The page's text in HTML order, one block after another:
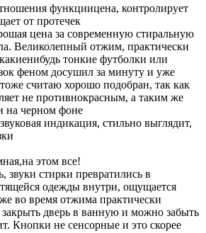
функциицена, контролирует
от протечек
цена за современную стиральную
Великолепный отжим, практически
тонкие футболки или
феном досушил за минуту и уже
считаю хорошо подобран, так как
не противнокрасным, а таким же
на черном фоне
индикация, стильно выглядит,
этом все!
стирки превратились в
одежды внутри, ощущается
во время отжима практически
дверь в ванную и можно забыть
Кнопки не сенсорные и это скорее